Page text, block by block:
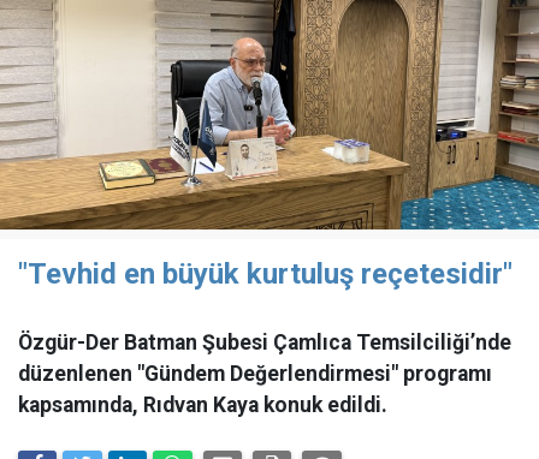
"Tevhid en büyük kurtuluş reçetesidir"
Özgür-Der Batman Şubesi Çamlıca Temsilciliği’nde
düzenlenen "Gündem Değerlendirmesi" programı
kapsamında, Rıdvan Kaya konuk edildi.